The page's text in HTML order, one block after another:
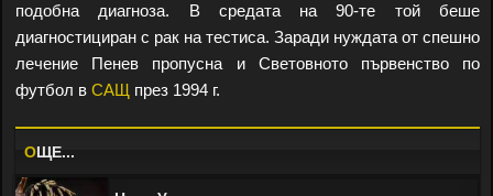
подобна диагноза. В средата на 90-те той беше
диагностициран с рак на тестиса. Заради нуждата от спешно
лечение Пенев пропусна и Световното първенство по
футбол в САЩ през 1994 г.
OЩЕ...